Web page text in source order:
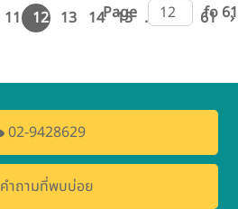
11 12 13 14 15 ... 60 61 ›
Page fo 61
02-9428629
คำถามที่พบบ่อย